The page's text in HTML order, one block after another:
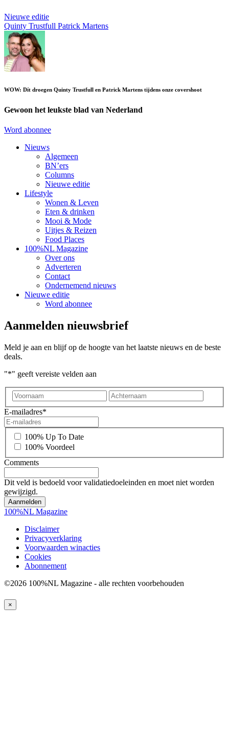
Nieuwe editie
Quinty Trustfull Patrick Martens
WOW: Dít droegen Quinty Trustfull en Patrick Martens tijdens onze covershoot
Gewoon het leukste blad van Nederland
Word abonnee
Nieuws
Algemeen
BN’ers
Columns
Nieuwe editie
Lifestyle
Wonen & Leven
Eten & drinken
Mooi & Mode
Uitjes & Reizen
Food Places
100%NL Magazine
Over ons
Adverteren
Contact
Ondernemend nieuws
Nieuwe editie
Word abonnee
Aanmelden nieuwsbrief
Meld je aan en blijf op de hoogte van het laatste nieuws en de beste
deals.
"*" geeft vereiste velden aan
Voornaam
E-mailadres*
*
100% Up To Date
100% Voordeel
Comments
Dit veld is bedoeld voor validatiedoeleinden en moet niet worden
gewijzigd.
100%NL Magazine
Disclaimer
Privacyverklaring
Voorwaarden winacties
Cookies
Abonnement
©2026 100%NL Magazine - alle rechten voorbehouden
×